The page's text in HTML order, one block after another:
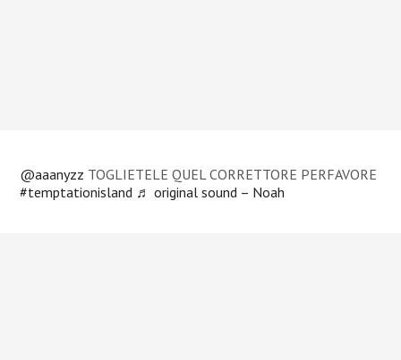
@aaanyzz TOGLIETELE QUEL CORRETTORE PERFAVORE
#temptationisland ♬ original sound – Noah